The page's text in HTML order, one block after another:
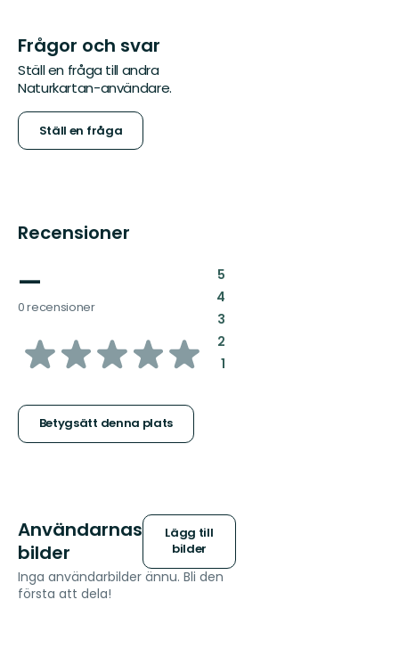
Frågor och svar
Ställ en fråga till andra
Naturkartan-användare.
Ställ en fråga
Recensioner
—
0 recensioner
av
stjärnor
Betygsätt denna plats
5:
4:
3:
2:
1:
Användarnas
bilder
Lägg till
bilder
Inga användarbilder ännu. Bli den
första att dela!